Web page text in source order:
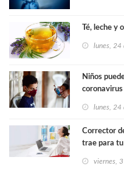
Té, leche
lunes, 24
Niños
coronavirus
lunes, 24
Corrector
trae para tu
viernes,